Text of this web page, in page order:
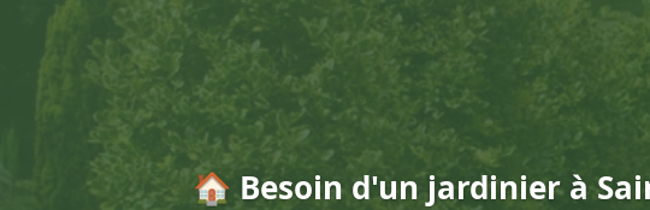
🏠 Besoin d'un jardinier à